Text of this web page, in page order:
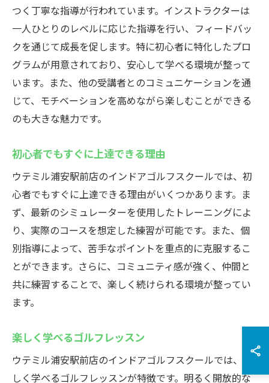
つく丁寧な指導が行われています。インストラクターは
一人ひとりのレベルに応じた指導を行い、フィードバッ
クを通じて成長を促します。特に初心者に特化したプロ
グラムが用意されており、安心して学べる環境が整って
います。また、他の受講者とのコミュニケーションを通
じて、モチベーションを高めながら楽しむことができる
のも大きな魅力です。
初心者でもすぐに上達できる理由
ウテミル浦安駅前店のインドアゴルフスクールでは、初
心者でもすぐに上達できる理由がいくつかあります。ま
ず、最新のシミュレーターを使用したトレーニングによ
り、実際のコースを想定した練習が可能です。また、個
別指導によって、苦手なポイントを重点的に克服するこ
とができます。さらに、コミュニティ感が強く、仲間と
共に練習することで、楽しく続けられる環境が整ってい
ます。
楽しく学べるゴルフレッスン
ウテミル浦安駅前店のインドアゴルフスクールでは、楽
しく学べるゴルフレッスンが特徴です。明るく開放的な